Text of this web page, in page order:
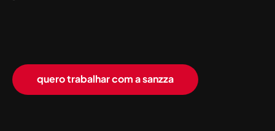
quero trabalhar com a sanzza